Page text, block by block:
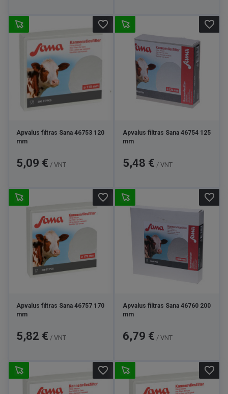
Apvalus filtras Sana 46753 120
mm
Kaina
5,09 € / VNT
favorite_border
Apvalus filtras Sana 46754 125
mm
Kaina
5,48 € / VNT
favorite_border
Apvalus filtras Sana 46757 170
mm
Kaina
5,82 € / VNT
favorite_border
Apvalus filtras Sana 46760 200
mm
Kaina
6,79 € / VNT
favorite_border
favorite_border favorite_border